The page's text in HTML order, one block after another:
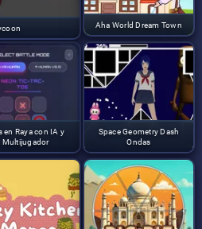
Aha World Dream Town
en Raya con IA y
Multijugador
Space Geometry Dash
Ondas